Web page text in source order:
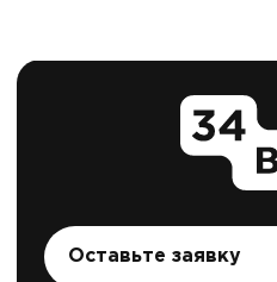
Оставьте заявку